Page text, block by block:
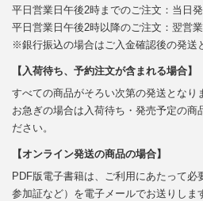
平日営業日午後2時までのご注文：当日
平日営業日午後2時以降のご注文：翌営
※銀行振込の場合はご入金確認後の発送
【入荷待ち、予約注文が含まれる場合】
すべての商品がそろい次第の発送となり
お急ぎの場合は入荷待ち・発売予定の商
ださい。
【オンライン発送の商品の場合】
PDF版電子書籍は、ご利用にあたって必
参加証など）を電子メールでお送りしま